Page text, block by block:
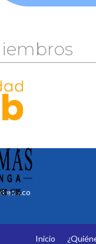
Inicio